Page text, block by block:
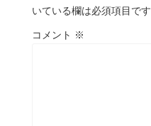
いている欄は必須項目です
コメント ※